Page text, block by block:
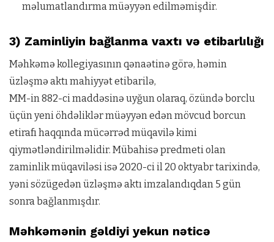
məlumatlandırma müəyyən edilməmişdir.
3) Zaminliyin bağlanma vaxtı və etibarlılığı
Məhkəmə kollegiyasının qənaətinə görə, həmin
üzləşmə aktı mahiyyət etibarilə,
MM-in 882-ci maddəsinə uyğun olaraq, özündə borclu
üçün yeni öhdəliklər müəyyən edən mövcud borcun
etirafı haqqında mücərrəd müqavilə kimi
qiymətləndirilməlidir. Mübahisə predmeti olan
zaminlik müqaviləsi isə 2020-ci il 20 oktyabr tarixində,
yəni sözügedən üzləşmə aktı imzalandıqdan 5 gün
sonra bağlanmışdır.
Məhkəmənin gəldiyi yekun nəticə